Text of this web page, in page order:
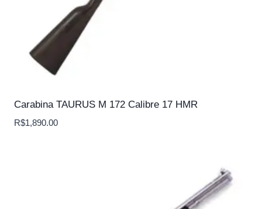
Carabina TAURUS M 172 Calibre 17 HMR
R$1,890.00